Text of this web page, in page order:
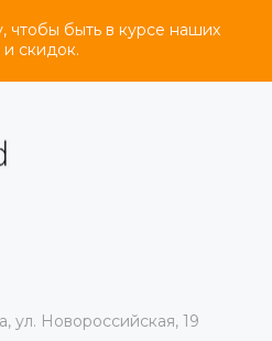
чтобы быть в курсе наших
скидок.
, ул. Новороссийская, 19